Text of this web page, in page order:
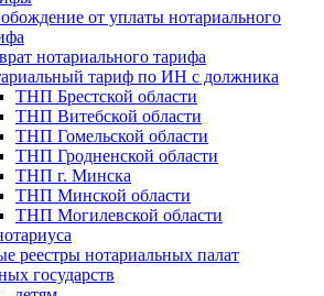
от уплаты нотариального
нотариального тарифа
тариф по ИН с должника
ТНП Брестской области
ТНП Витебской области
ТНП Гомельской области
ТНП Гродненской области
ТНП г. Минска
ТНП Минской области
ТНП Могилевской области
реестры нотариальных палат
государств